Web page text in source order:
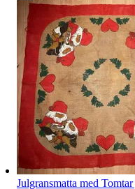
Julgransmatta med